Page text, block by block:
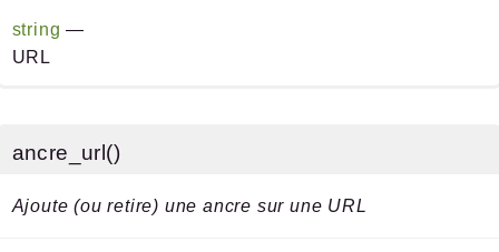
string —
URL
ancre_url()
Ajoute (ou retire) une ancre sur une URL